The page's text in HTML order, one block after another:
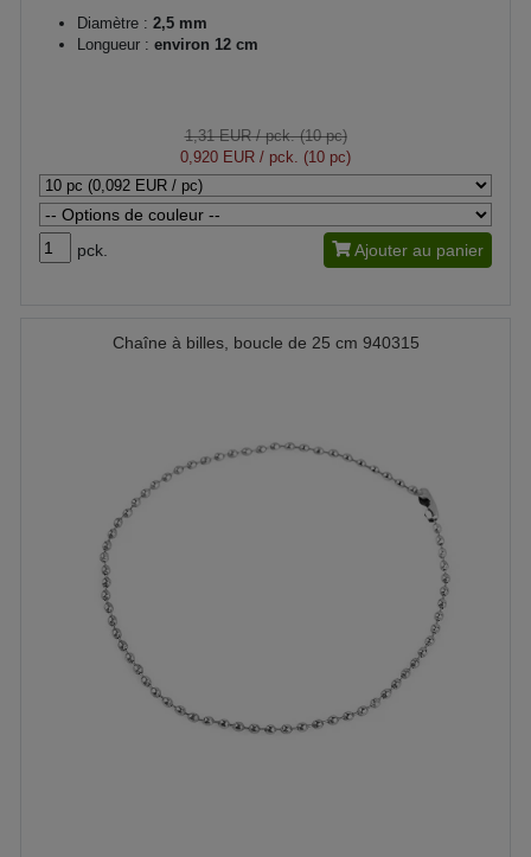
Diamètre : 2,5 mm
Longueur : environ 12 cm
1,31 EUR/ pck. (10 pc)
0,920 EUR / pck. (10 pc)
pck. Ajouter au panier
Chaîne à billes, boucle de 25 cm 940315